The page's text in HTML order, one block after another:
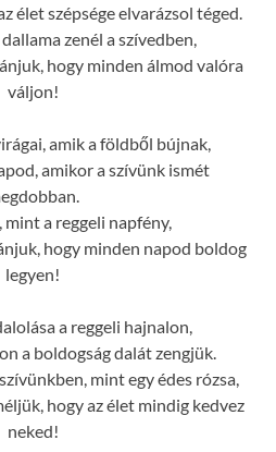
élet szépsége elvarázsol téged.
zenél a szívedben,
hogy minden álmod valóra
váljon!
amik a földből bújnak,
amikor a szívünk ismét
mint a reggeli napfény,
hogy minden napod boldog
legyen!
a reggeli hajnalon,
a boldogság dalát zengjük.
mint egy édes rózsa,
hogy az élet mindig kedvez
neked!